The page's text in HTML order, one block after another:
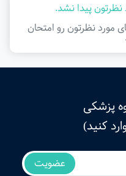
نظرتون پیدا نشد.
مورد نظرتون رو امتحان
پزشکی
کنید)
عضویت